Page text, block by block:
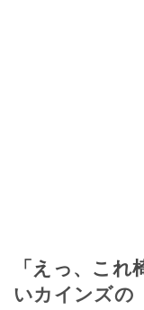
「えっ、こ
いカインズの